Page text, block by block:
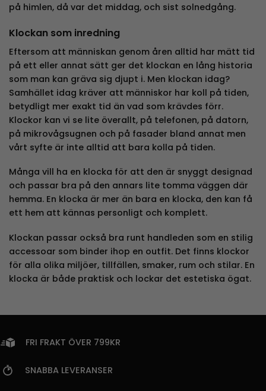
på himlen, då var det middag, och sist solnedgång.
Klockan som inredning
Eftersom att människan genom åren alltid har mätt tid
på ett eller annat sätt ger det klockan en lång historia
som man kan gräva sig djupt i. Men klockan idag?
Samhället idag kräver att människor har koll på tiden,
betydligt mer exakt tid än vad som krävdes förr.
Klockor kan vi se lite överallt, på telefonen, på datorn,
på mikrovågsugnen och på fasader bland annat men
vårt syfte är inte alltid att bara kolla på tiden.
Många vill ha en klocka för att den är snyggt designad
och passar bra på den annars lite tomma väggen där
hemma. En klocka är mer än bara en klocka, den kan få
ett hem att kännas personligt och komplett.
Klockan passar också bra runt handleden som en stilig
accessoar som binder ihop en outfit. Det finns klockor
för alla olika miljöer, tillfällen, smaker, rum och stilar. En
klocka är både praktisk och lockar det estetiska ögat.
FRI FRAKT ÖVER 799KR
SNABBA LEVERANSER